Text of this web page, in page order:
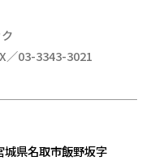
／03-3343-3021
県名取市飯野坂字